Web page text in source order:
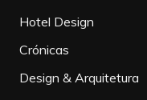
Hotel Design
Crónicas
Design & Arquitetura